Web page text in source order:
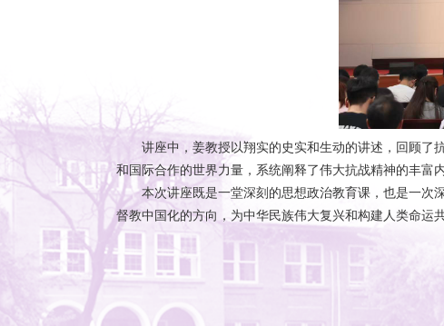
讲座中，姜教授以翔实的史实和生动的讲述，回顾了
和国际合作的世界力量，系统阐释了伟大抗战精神的丰富
本次讲座既是一堂深刻的思想政治教育课，也是一次
督教中国化的方向，为中华民族伟大复兴和构建人类命运